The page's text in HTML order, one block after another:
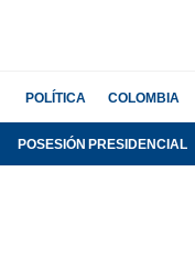
POLÍTICA COLOMBIA
POSESIÓN PRESIDENCIAL